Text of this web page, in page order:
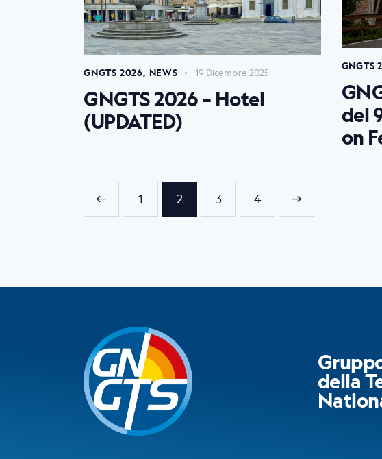
GNGTS 2026, NEWS 19 Dicembre 2025
GNGTS 2026 – Hotel
(UPDATED)
GNGTS
del
on
1 2 3 4
della